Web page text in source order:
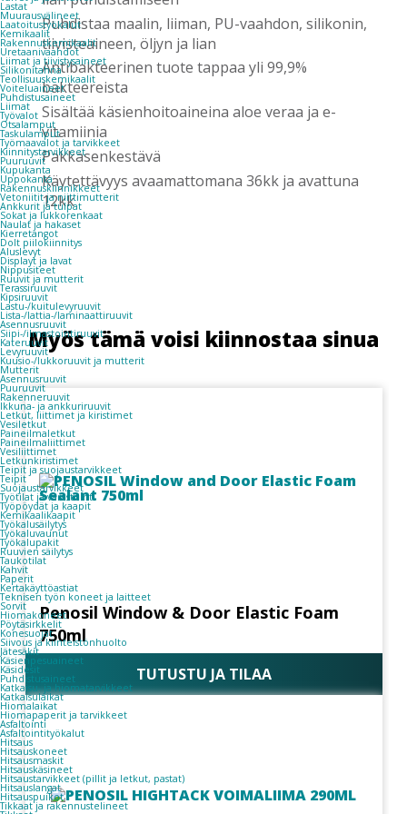
Lastat
Muurausvälineet
Laatoitustyökalut
Kemikaalit
Rakennuskemikaalit
Uretaanivaahdot
Liimat ja tiivistysaineet
Silikonitahna
Teollisuuskemikaalit
Voiteluaineet
Puhdistusaineet
Liimat
Työvalot
Otsalamput
Taskulamput
Työmaavalot ja tarvikkeet
Kiinnitys­tarvikkeet
Puuruuvit
Kupukanta
Uppokanta
Rakennuskiinnikkeet
Vetoniitit ja niittimutterit
Ankkurit ja tulpat
Sokat ja lukkorenkaat
Naulat ja hakaset
Kierretangot
Dolt piilokiinnitys
Aluslevyt
Displayt ja lavat
Nippusiteet
Ruuvit ja mutterit
Terassiruuvit
Kipsiruuvit
Lastu-/kuitulevyruuvit
Lista-/lattia-/laminaattiruuvit
Asennusruuvit
Siipi-/ilmastointiruuvit
Kateruuvit
Levyruuvit
Kuusio-/lukkoruuvit ja mutterit
Mutterit
Asennusruuvit
Puuruuvit
Rakenneruuvit
Ikkuna- ja ankkuriruuvit
Letkut, liittimet ja kiristimet
Vesiletkut
Paineilmaletkut
Paineilmaliittimet
Vesiliittimet
Letkunkiristimet
Teipit ja suojaustarvikkeet
Teipit
Suojaustarvikkeet
Työtilat ja varastointi
Työpöydät ja kaapit
Kemikaalikaapit
Työkalusäilytys
Työkaluvaunut
Työkalupakit
Ruuvien säilytys
Taukotilat
Kahvit
Paperit
Kertakäyttöastiat
Teknisen työn koneet ja laitteet
Sorvit
Hiomakoneet
Pöytäsirkkelit
Konesuojat
Siivous ja kiinteistönhuolto
Jätesäkit
Käsienpesuaineet
Käsidesit
Puhdistusaineet
Katkaisu- ja hiomatarvikkeet
Katkaisulaikat
Hiomalaikat
Hiomapaperit ja tarvikkeet
Asfaltointi
Asfaltointityökalut
Hitsaus
Hitsauskoneet
Hitsausmaskit
Hitsauskäsineet
Hitsaustarvikkeet (pillit ja letkut, pastat)
Hitsauslangat
Hitsauspuikot
Tikkaat ja rakennustelineet
Puhdistaa maalin, liiman, PU-vaahdon, silikonin,
tiivisteaineen, öljyn ja lian
Antibakteerinen tuote tappaa yli 99,9%
bakteereista
Sisältää käsienhoitoaineina aloe veraa ja e-
vitamiinia
Pakkasenkestävä
Käytettävyys avaamattomana 36kk ja avattuna
12kk
Myös tämä voisi kiinnostaa sinua
Penosil Window & Door Elastic Foam
750ml
TUTUSTU JA TILAA